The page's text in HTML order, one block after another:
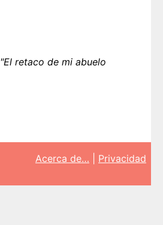
"El retaco de mi abuelo
Acerca de… Privacidad